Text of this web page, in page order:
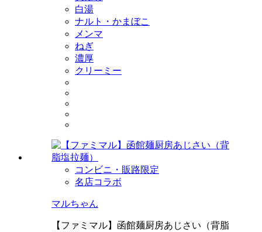
白湯
ナルト・かまぼこ
メンマ
ねぎ
濃厚
クリーミー
コンビニ・販路限定
名店コラボ
マルちゃん
【ファミマル】函館麺厨房あじさい（背脂